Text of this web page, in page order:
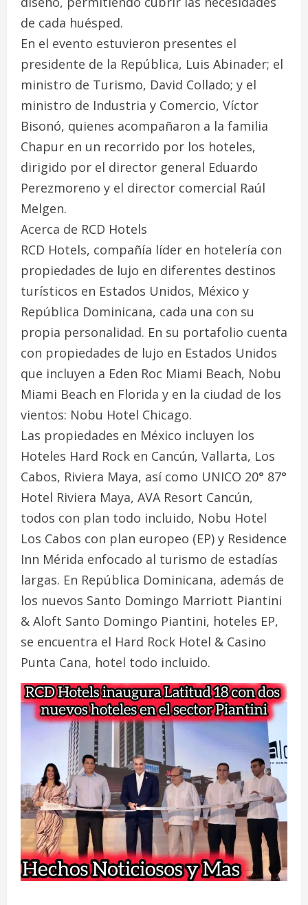
de cada huésped.
En el evento estuvieron presentes el
presidente de la República, Luis Abinader; el
ministro de Turismo, David Collado; y el
ministro de Industria y Comercio, Víctor
Bisonó, quienes acompañaron a la familia
Chapur en un recorrido por los hoteles,
dirigido por el director general Eduardo
Perezmoreno y el director comercial Raúl
Melgen.
Acerca de RCD Hotels
RCD Hotels, compañía líder en hotelería con
propiedades de lujo en diferentes destinos
turísticos en Estados Unidos, México y
República Dominicana, cada una con su
propia personalidad. En su portafolio cuenta
con propiedades de lujo en Estados Unidos
que incluyen a Eden Roc Miami Beach, Nobu
Miami Beach en Florida y en la ciudad de los
vientos: Nobu Hotel Chicago.
Las propiedades en México incluyen los
Hoteles Hard Rock en Cancún, Vallarta, Los
Cabos, Riviera Maya, así como UNICO 20° 87°
Hotel Riviera Maya, AVA Resort Cancún,
todos con plan todo incluido, Nobu Hotel
Los Cabos con plan europeo (EP) y Residence
Inn Mérida enfocado al turismo de estadías
largas. En República Dominicana, además de
los nuevos Santo Domingo Marriott Piantini
& Aloft Santo Domingo Piantini, hoteles EP,
se encuentra el Hard Rock Hotel & Casino
Punta Cana, hotel todo incluido.